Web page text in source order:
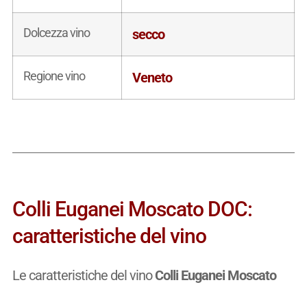
Dolcezza vino secco
Regione vino Veneto
Colli Euganei Moscato DOC:
caratteristiche del vino
Le caratteristiche del vinoColli Euganei Moscato